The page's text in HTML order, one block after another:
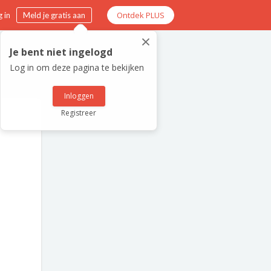
in Meld je gratis aan Ontdek PLUS
×
Je bent niet ingelogd
Log in om deze pagina te bekijken
Inloggen
Registreer